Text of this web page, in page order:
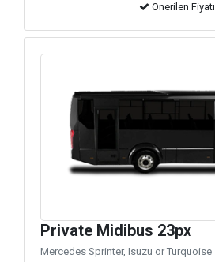
Önerilen Fiyatı
Private Midibus 23px
Mercedes Sprinter, Isuzu or Turquoise